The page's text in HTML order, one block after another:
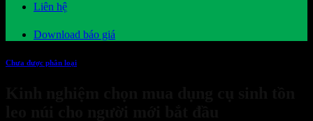
Liên hệ
Download báo giá
Chưa được phân loại